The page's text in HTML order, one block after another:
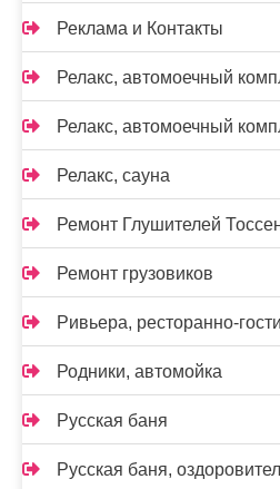
Реклама и Контакты
Релакс, автомоечный
Релакс, автомоечный
Релакс, сауна
Ремонт Глушителей
Ремонт грузовиков
Ривьера, ресторанно-
Родники, автомойка
Русская баня
Русская баня,